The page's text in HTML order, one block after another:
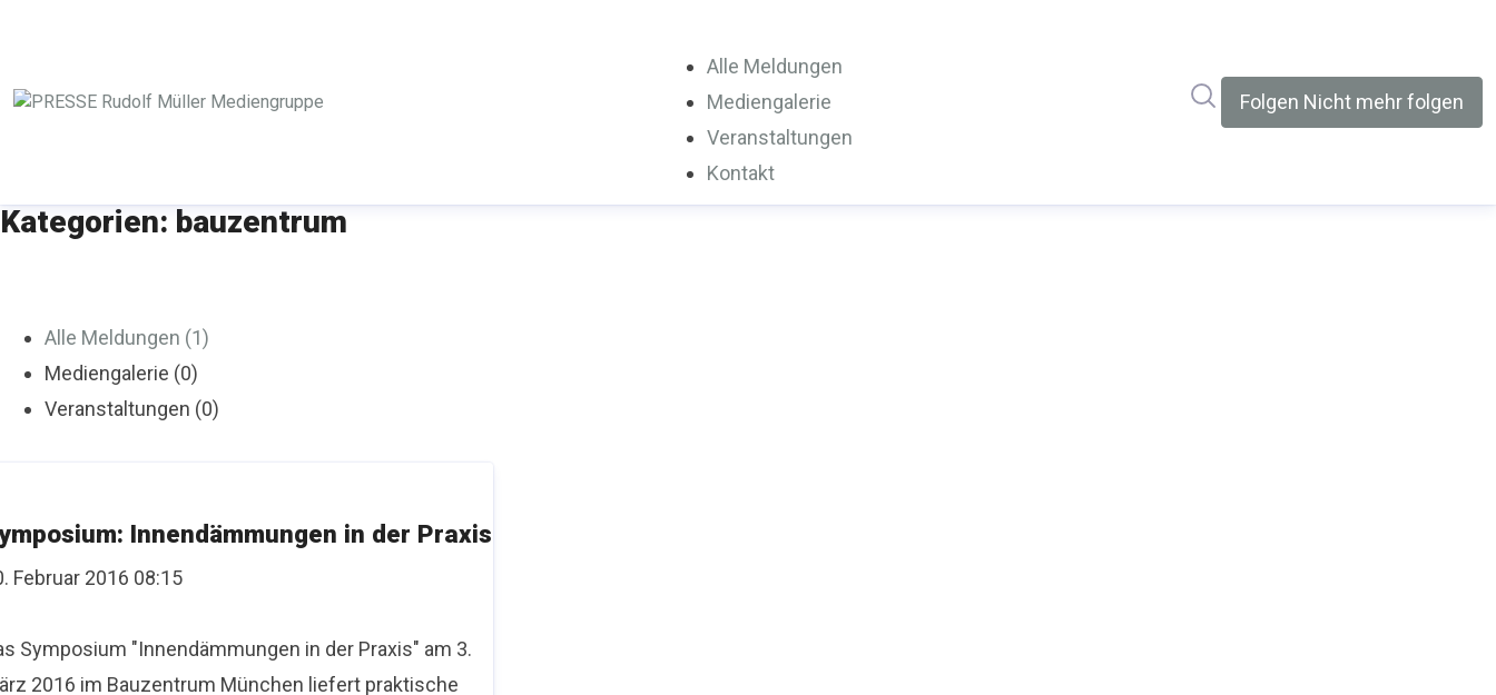
Alle Meldungen
Mediengalerie
Veranstaltungen
Kontakt
Im Newsroom suchen
Folgen Nicht mehr folgen
Kategorien: bauzentrum
Alle Meldungen (1)
Mediengalerie (0)
Veranstaltungen (0)
Innendämmungen in der Praxis
Februar 2016 08:15
Symposium "Innendämmungen in der Praxis" am 3.
2016 im Bauzentrum München liefert praktische